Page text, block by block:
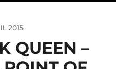
2015
QUEEN –